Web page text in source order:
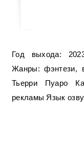
Год выхода: 2023 Страна производства: Франция
Жанры: фэнтези,
Тьерри Пуаро
рекламы Язык